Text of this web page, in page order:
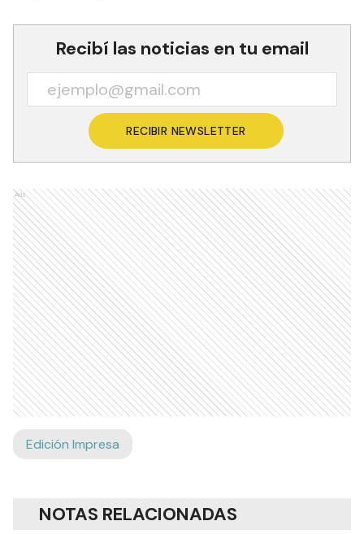
Recibí las noticias en tu email
RECIBIR NEWSLETTER
Ads
Edición Impresa
NOTAS RELACIONADAS